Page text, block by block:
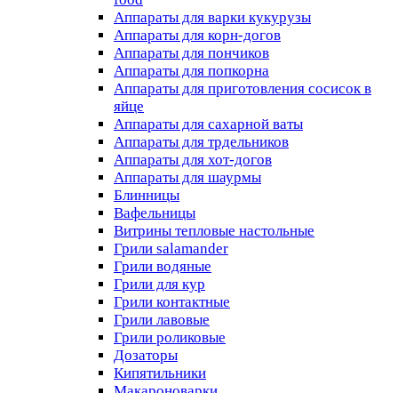
Аппараты для варки кукурузы
Аппараты для корн-догов
Аппараты для пончиков
Аппараты для попкорна
Аппараты для приготовления сосисок в
яйце
Аппараты для сахарной ваты
Аппараты для трдельников
Аппараты для хот-догов
Аппараты для шаурмы
Блинницы
Вафельницы
Витрины тепловые настольные
Грили salamander
Грили водяные
Грили для кур
Грили контактные
Грили лавовые
Грили роликовые
Дозаторы
Кипятильники